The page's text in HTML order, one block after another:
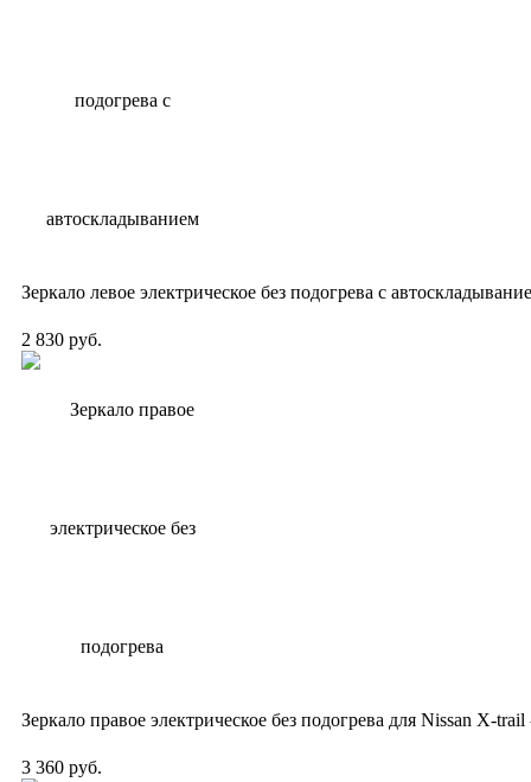
Зеркало левое электрическое без подогрева с
2 830 руб.
Зеркало правое электрическое без подогрева для Nissan X-
3 360 руб.